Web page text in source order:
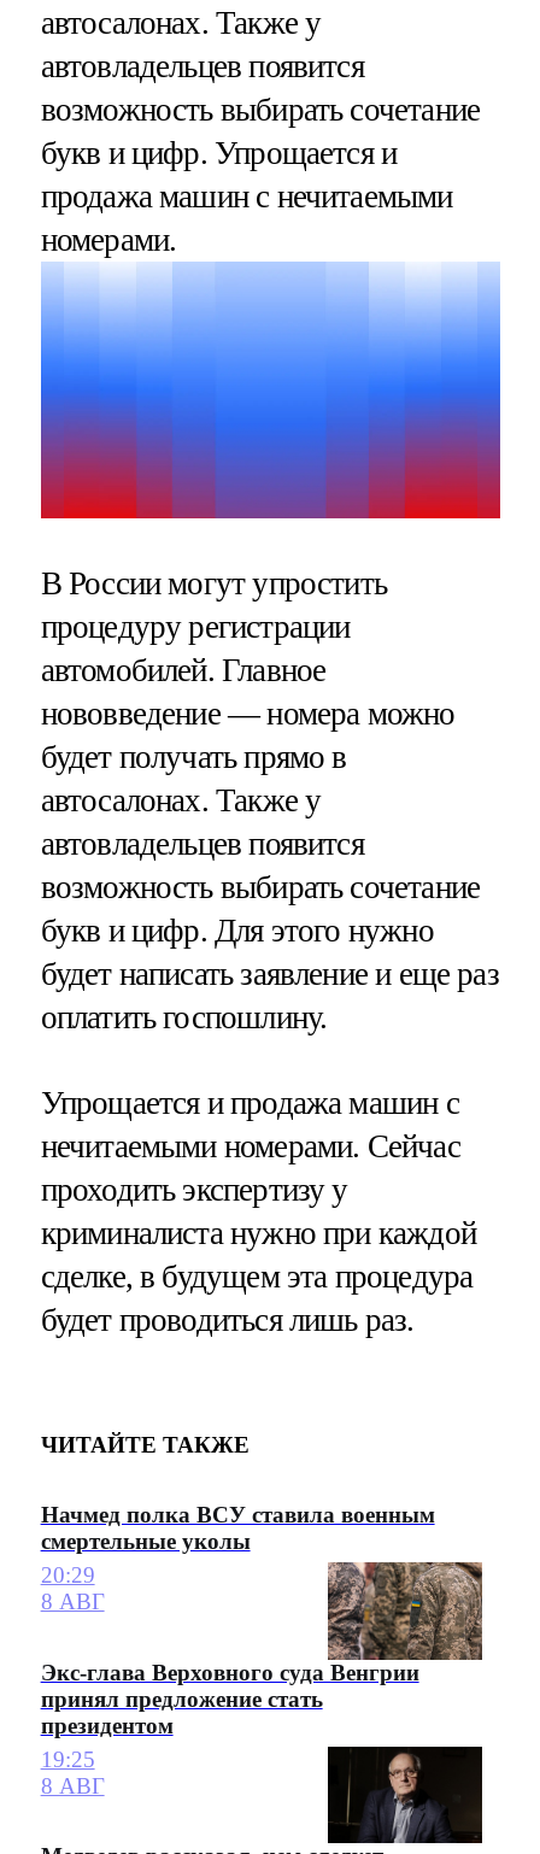
автосалонах. Также у
автовладельцев появится
возможность выбирать сочетание
букв и цифр. Упрощается и
продажа машин с нечитаемыми
номерами.
В России могут упростить
процедуру регистрации
автомобилей. Главное
нововведение — номера можно
будет получать прямо в
автосалонах. Также у
автовладельцев появится
возможность выбирать сочетание
букв и цифр. Для этого нужно
будет написать заявление и еще раз
оплатить госпошлину.
Упрощается и продажа машин с
нечитаемыми номерами. Сейчас
проходить экспертизу у
криминалиста нужно при каждой
сделке, в будущем эта процедура
будет проводиться лишь раз.
ЧИТАЙТЕ ТАКЖЕ
Начмед полка ВСУ ставила военным
смертельные уколы
20:29
8 АВГ
Экс-глава Верховного суда Венгрии
принял предложение стать
президентом
19:25
8 АВГ